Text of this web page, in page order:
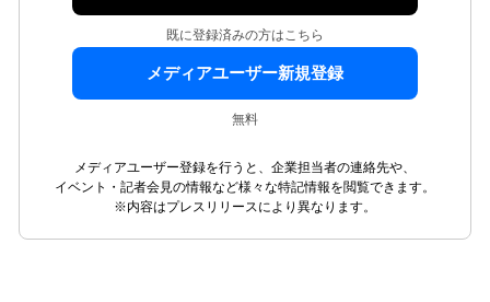
既に登録済みの方はこちら
メディアユーザー新規登録
無料
メディアユーザー登録を行うと、企業担当者の連絡先や、
イベント・記者会見の情報など様々な特記情報を閲覧できます。
※内容はプレスリリースにより異なります。